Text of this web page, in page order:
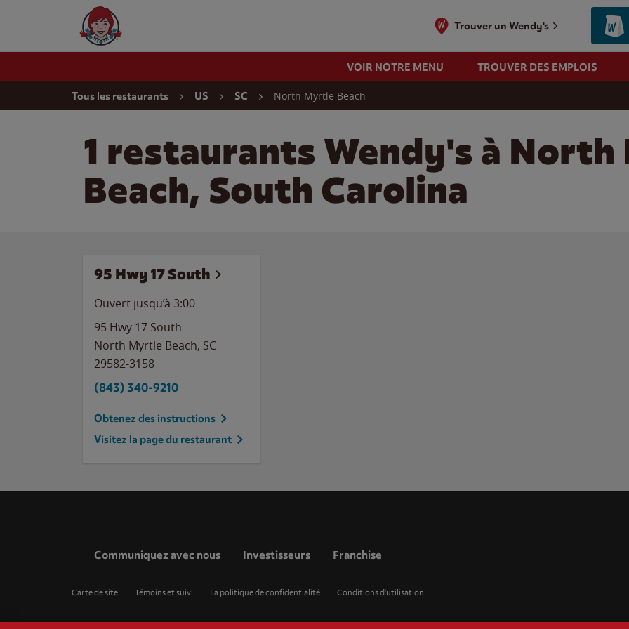
Wendy's Website Home
Trouver un Wendy's
VOIR NOTRE MENU TROUVER DES EMPLOIS
Return to NavTous les restaurants US SC North Myrtle Beach
1 restaurants Wendy's à
Beach, South Carolina
95 Hwy 17 South
Ouvert jusqu’à 3:00
95 Hwy 17 South
North Myrtle Beach, SC
29582-3158
(843) 340-9210
Obtenez des instructions
Visitez la page du restaurant
Communiquez avec nous Investisseurs Franchise
Carte de site Témoins et suivi La politique de confidentialité Conditions d'utilisation